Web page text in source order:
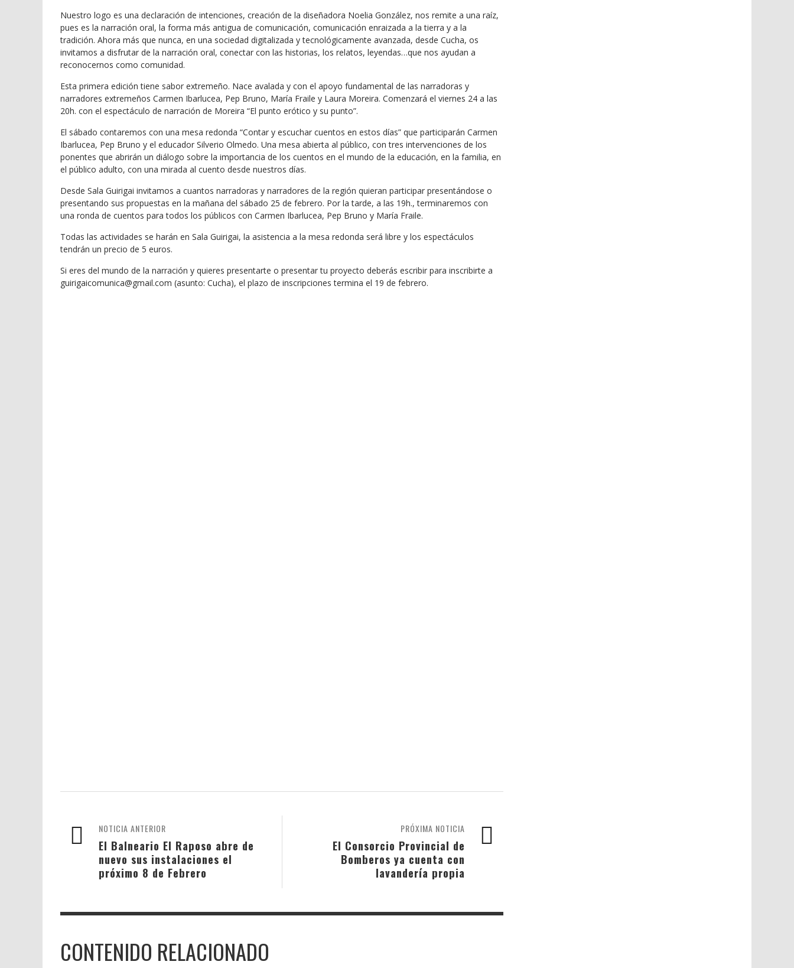
Nuestro logo es una declaración de intenciones, creación de la diseñadora Noelia González, nos remite a una raíz,
pues es la narración oral, la forma más antigua de comunicación, comunicación enraizada a la tierra y a la
tradición. Ahora más que nunca, en una sociedad digitalizada y tecnológicamente avanzada, desde Cucha, os
invitamos a disfrutar de la narración oral, conectar con las historias, los relatos, leyendas…que nos ayudan a
reconocernos como comunidad.
Esta primera edición tiene sabor extremeño. Nace avalada y con el apoyo fundamental de las narradoras y
narradores extremeños Carmen Ibarlucea, Pep Bruno, María Fraile y Laura Moreira. Comenzará el viernes 24 a las
20h. con el espectáculo de narración de Moreira “El punto erótico y su punto”.
El sábado contaremos con una mesa redonda “Contar y escuchar cuentos en estos días” que participarán Carmen
Ibarlucea, Pep Bruno y el educador Silverio Olmedo. Una mesa abierta al público, con tres intervenciones de los
ponentes que abrirán un diálogo sobre la importancia de los cuentos en el mundo de la educación, en la familia, en
el público adulto, con una mirada al cuento desde nuestros días.
Desde Sala Guirigai invitamos a cuantos narradoras y narradores de la región quieran participar presentándose o
presentando sus propuestas en la mañana del sábado 25 de febrero. Por la tarde, a las 19h., terminaremos con
una ronda de cuentos para todos los públicos con Carmen Ibarlucea, Pep Bruno y María Fraile.
Todas las actividades se harán en Sala Guirigai, la asistencia a la mesa redonda será libre y los espectáculos
tendrán un precio de 5 euros.
Si eres del mundo de la narración y quieres presentarte o presentar tu proyecto deberás escribir para inscribirte a
guirigaicomunica@gmail.com (asunto: Cucha), el plazo de inscripciones termina el 19 de febrero.
PRÓXIMA NOTICIA
El Consorcio Provincial de
Bomberos ya cuenta con
lavandería propia
NOTICIA ANTERIOR
El Balneario El Raposo abre de
nuevo sus instalaciones el
próximo 8 de Febrero
CONTENIDO RELACIONADO